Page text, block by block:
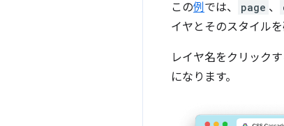
この例では、 page 、
イヤとそのスタイルを
レイヤ名をクリック
になります。